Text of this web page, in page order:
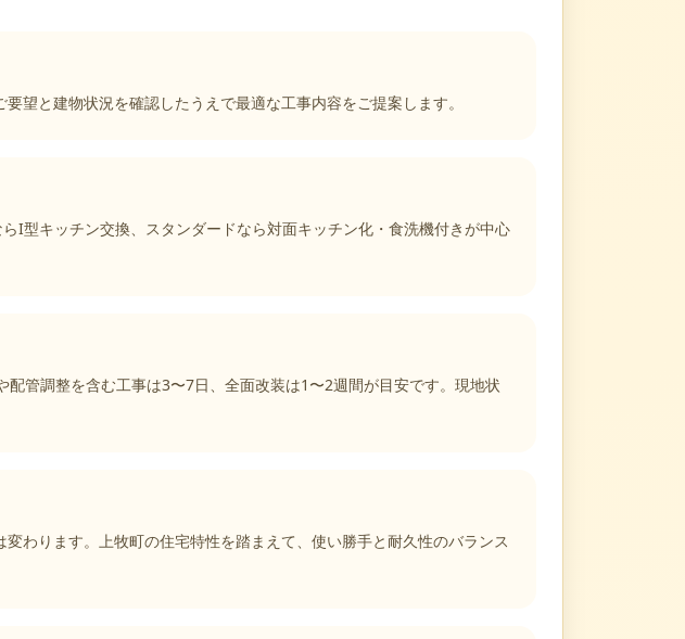
望と建物状況を確認したうえで最適な工事内容をご提案します。
I型キッチン交換、スタンダードなら対面キッチン化・食洗機付きが中心
管調整を含む工事は3〜7日、全面改装は1〜2週間が目安です。現地状
わります。上牧町の住宅特性を踏まえて、使い勝手と耐久性のバランス